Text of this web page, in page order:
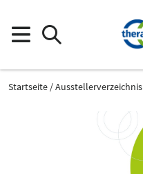
Startseite Ausstellerverzeichnis